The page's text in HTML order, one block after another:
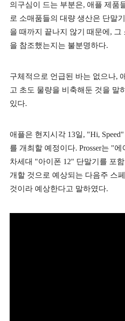
의구심이 드는 부분은, 애플 제품
로 소매품들의 대량 생산은 단말
을 때까지 끝나지 않기 때문에, 그
을 참조했는지는 불분명하다.
구체적으로 언급된 바는 없으나,
고 초도 물량을 비축해둔 것을 말
있다.
애플은 현지시각 13일, "Hi,
를 개최할 예정이다. Prosser는 "
차세대 "아이폰 12" 단말기를 포
개할 것으로 예상되는 다음주 스
것이라 예상한다고 말하였다.